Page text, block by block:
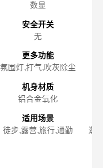
数显
安全开关
无
更多功能
氛围灯,打气,吹灰除尘
机身材质
铝合金氧化
适用场景
徒步,露营,旅行,通勤
逛